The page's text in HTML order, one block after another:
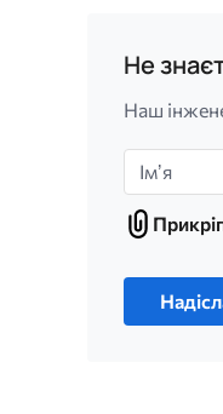
Не
Наш
Імʼя
один
файл.